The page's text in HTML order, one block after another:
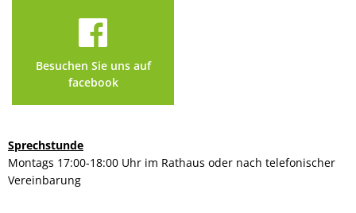
Besuchen Sie uns auf
facebook
Sprechstunde
Montags 17:00-18:00 Uhr im Rathaus oder nach telefonischer
Vereinbarung